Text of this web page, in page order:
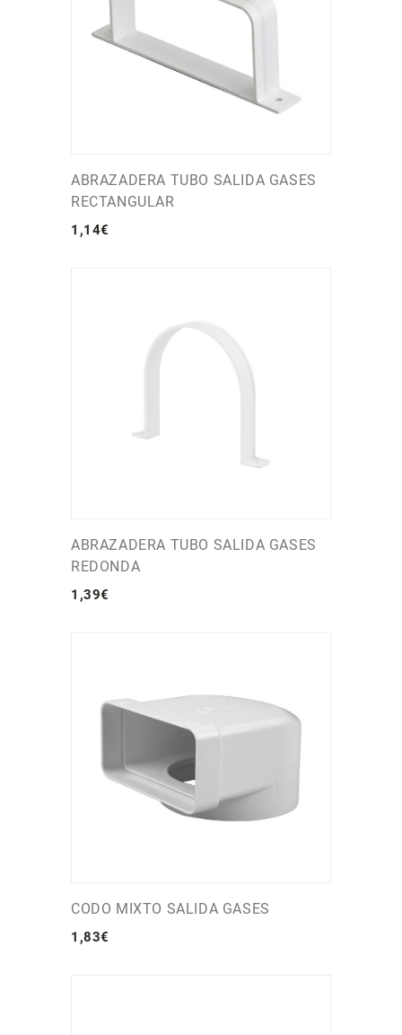
ABRAZADERA TUBO SALIDA GASES
RECTANGULAR
1 ,14€
ABRAZADERA TUBO SALIDA GASES
REDONDA
1 ,39€
CODO MIXTO SALIDA GASES
1 ,83€